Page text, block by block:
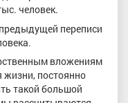
человек.
переписи
вложениям
постоянно
такой большой